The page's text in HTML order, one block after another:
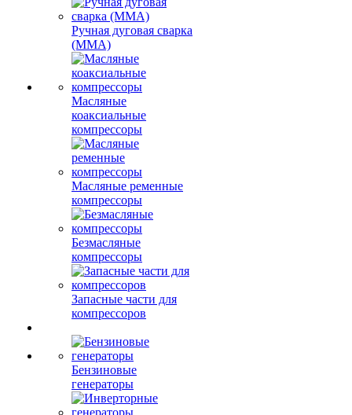
Ручная дуговая сварка
(MMA)
Масляные
коаксиальные
компрессоры
Масляные ременные
компрессоры
Безмасляные
компрессоры
Запасные части для
компрессоров
Бензиновые
генераторы